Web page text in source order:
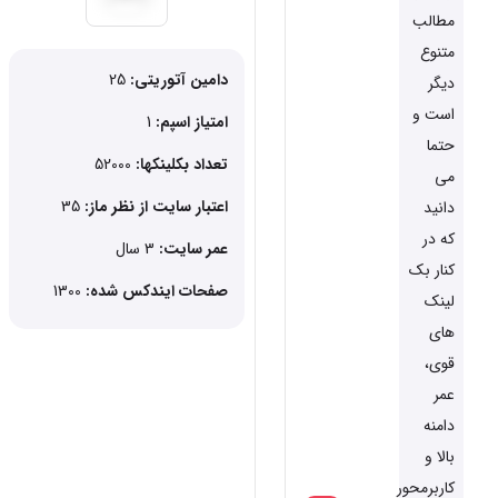
دامین آتوریتی: 25
امتیاز اسپم: 1
تعداد بکلینکها:
اعتبار سایت از نظر ماز: 35
عمر سایت:
صفحات ایندکس شده:
مطالب
متنوع
دیگر
است و
حتما
می
دانید
که در
کنار بک
لینک
های
قوی،
عمر
دامنه
بالا و
کاربرمحور